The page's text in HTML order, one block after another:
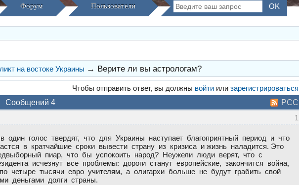
Форум Пользователи
на востоке Украины → Верите ли вы астрологам?
Чтобы отправить ответ, вы должны войти илизарегистрироваться
РСС
Сообщений 4
1
один голос твердят, что для Украины наступает благоприятный период и что
в кратчайшие сроки вывести страну из кризиса и жизнь наладится. Это
пиар, что бы успокоить народ? Неужели люди верят, что с
исчезнут все проблемы: дороги станут европейские, закончится война,
четыре тысячи евро учителям, а олигархи больше не будут грабить свой
деньгами долги страны.